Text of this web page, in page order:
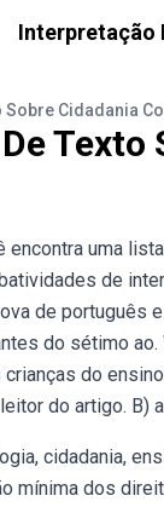
Interpretação
Sobre Cidadania
Texto
uma
de
de português
do sétimo
do
do artigo. B)
cidadania,
mínima dos